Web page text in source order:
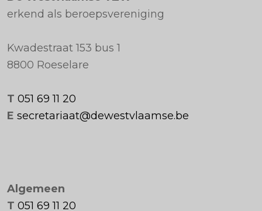
erkend als beroepsvereniging
Kwadestraat 153 bus 1
8800 Roeselare
T 051 69 11 20
E secretariaat@dewestvlaamse.be
Algemeen
T 051 69 11 20